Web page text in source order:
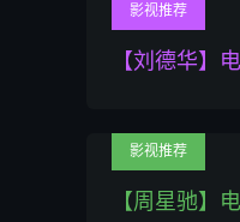
影视推荐
【刘德华】
影视推荐
【周星驰】